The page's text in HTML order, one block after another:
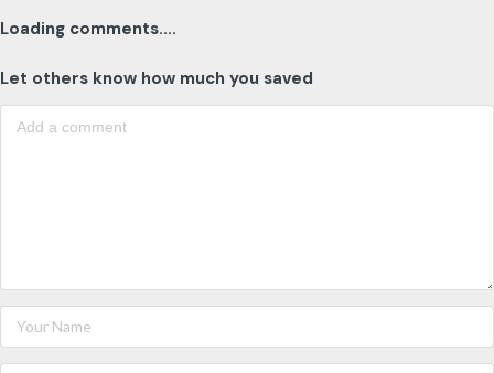
Loading comments....
Let others know how much you saved